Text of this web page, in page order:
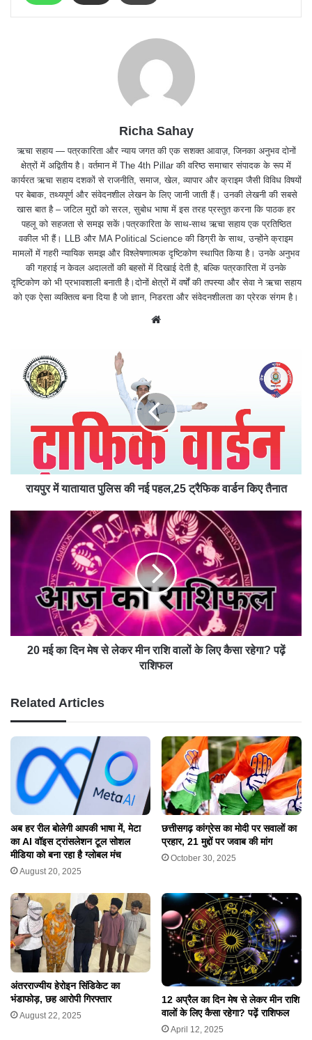
Richa Sahay
ऋचा सहाय — पत्रकारिता और न्याय जगत की एक सशक्त आवाज़, जिनका अनुभव दोनों
क्षेत्रों में अद्वितीय है। वर्तमान में The 4th Pillar की वरिष्ठ समाचार संपादक के रूप में
कार्यरत ऋचा सहाय दशकों से राजनीति, समाज, खेल, व्यापार और क्राइम जैसी विविध विषयों
पर बेबाक, तथ्यपूर्ण और संवेदनशील लेखन के लिए जानी जाती हैं। उनकी लेखनी की सबसे
खास बात है – जटिल मुद्दों को सरल, सुबोध भाषा में इस तरह प्रस्तुत करना कि पाठक हर
पहलू को सहजता से समझ सकें।पत्रकारिता के साथ-साथ ऋचा सहाय एक प्रतिष्ठित
वकील भी हैं। LLB और MA Political Science की डिग्री के साथ, उन्होंने क्राइम
मामलों में गहरी न्यायिक समझ और विश्लेषणात्मक दृष्टिकोण स्थापित किया है। उनके अनुभव
की गहराई न केवल अदालतों की बहसों में दिखाई देती है, बल्कि पत्रकारिता में उनके
दृष्टिकोण को भी प्रभावशाली बनाती है।दोनों क्षेत्रों में वर्षों की तपस्या और सेवा ने ऋचा सहाय
को एक ऐसा व्यक्तित्व बना दिया है जो ज्ञान, निडरता और संवेदनशीलता का प्रेरक संगम है।
रायपुर में यातायात पुलिस की नई पहल,25 ट्रैफिक वार्डन किए तैनात
20 मई का दिन मेष से लेकर मीन राशि वालों के लिए कैसा रहेगा? पढ़ें
राशिफल
Related Articles
अब हर रील बोलेगी आपकी भाषा में, मेटा
का AI वॉइस ट्रांसलेशन टूल सोशल
मीडिया को बना रहा है ग्लोबल मंच
August 20, 2025
छत्तीसगढ़ कांग्रेस का मोदी पर सवालों का
प्रहार, 21 मुद्दों पर जवाब की मांग
October 30, 2025
अंतरराज्यीय हेरोइन सिंडिकेट का
भंडाफोड़, छह आरोपी गिरफ्तार
August 22, 2025
12 अप्रैल का दिन मेष से लेकर मीन राशि
वालों के लिए कैसा रहेगा? पढ़ें राशिफल
April 12, 2025